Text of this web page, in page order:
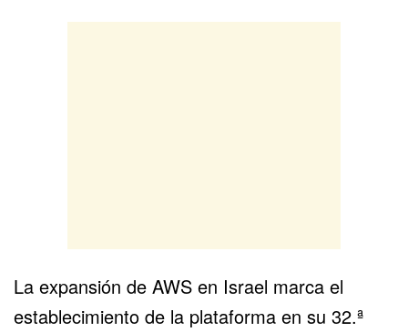
La expansión de AWS en Israel marca el
establecimiento de la plataforma en su 32.ª